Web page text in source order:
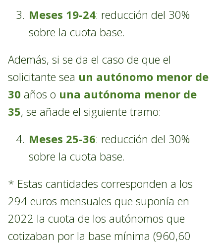
Meses 19-24: reducción del 30%
sobre la cuota base.
Además, si se da el caso de que el
solicitante sea un autónomo menor de
30 años o una autónoma menor de
35, se añade el siguiente tramo:
Meses 25-36: reducción del 30%
sobre la cuota base.
* Estas cantidades corresponden a los
294 euros mensuales que suponía en
2022 la cuota de los autónomos que
cotizaban por la base mínima (960,60